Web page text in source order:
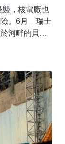
襲，核電廠也
。6月，瑞士
河畔的貝茲
上，且持續
示，為遵守
河川生態，
Golfech）、
應爐陸續降